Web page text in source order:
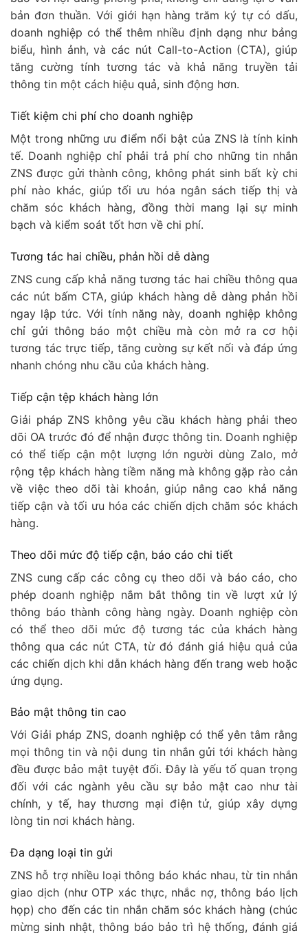
bản đơn thuần. Với giới hạn hàng trăm ký tự có dấu,
doanh nghiệp có thể thêm nhiều định dạng như bảng
biểu, hình ảnh, và các nút Call-to-Action (CTA), giúp
tăng cường tính tương tác và khả năng truyền tải
thông tin một cách hiệu quả, sinh động hơn.
Tiết kiệm chi phí cho doanh nghiệp
Một trong những ưu điểm nổi bật của ZNS là tính kinh
tế. Doanh nghiệp chỉ phải trả phí cho những tin nhắn
ZNS được gửi thành công, không phát sinh bất kỳ chi
phí nào khác, giúp tối ưu hóa ngân sách tiếp thị và
chăm sóc khách hàng, đồng thời mang lại sự minh
bạch và kiểm soát tốt hơn về chi phí.
Tương tác hai chiều, phản hồi dễ dàng
ZNS cung cấp khả năng tương tác hai chiều thông qua
các nút bấm CTA, giúp khách hàng dễ dàng phản hồi
ngay lập tức. Với tính năng này, doanh nghiệp không
chỉ gửi thông báo một chiều mà còn mở ra cơ hội
tương tác trực tiếp, tăng cường sự kết nối và đáp ứng
nhanh chóng nhu cầu của khách hàng.
Tiếp cận tệp khách hàng lớn
Giải pháp ZNS không yêu cầu khách hàng phải theo
dõi OA trước đó để nhận được thông tin. Doanh nghiệp
có thể tiếp cận một lượng lớn người dùng Zalo, mở
rộng tệp khách hàng tiềm năng mà không gặp rào cản
về việc theo dõi tài khoản, giúp nâng cao khả năng
tiếp cận và tối ưu hóa các chiến dịch chăm sóc khách
hàng.
Theo dõi mức độ tiếp cận, báo cáo chi tiết
ZNS cung cấp các công cụ theo dõi và báo cáo, cho
phép doanh nghiệp nắm bắt thông tin về lượt xử lý
thông báo thành công hàng ngày. Doanh nghiệp còn
có thể theo dõi mức độ tương tác của khách hàng
thông qua các nút CTA, từ đó đánh giá hiệu quả của
các chiến dịch khi dẫn khách hàng đến trang web hoặc
ứng dụng.
Bảo mật thông tin cao
Với Giải pháp ZNS, doanh nghiệp có thể yên tâm rằng
mọi thông tin và nội dung tin nhắn gửi tới khách hàng
đều được bảo mật tuyệt đối. Đây là yếu tố quan trọng
đối với các ngành yêu cầu sự bảo mật cao như tài
chính, y tế, hay thương mại điện tử, giúp xây dựng
lòng tin nơi khách hàng.
Đa dạng loại tin gửi
ZNS hỗ trợ nhiều loại thông báo khác nhau, từ tin nhắn
giao dịch (như OTP xác thực, nhắc nợ, thông báo lịch
họp) cho đến các tin nhắn chăm sóc khách hàng (chúc
mừng sinh nhật, thông báo bảo trì hệ thống, đánh giá